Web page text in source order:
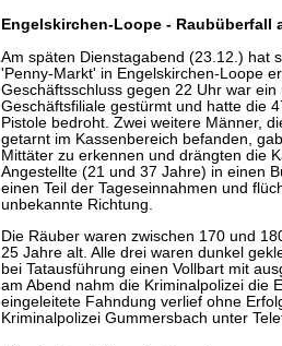
Engelskirchen-Loope - Raubüberfall
Am späten Dienstagabend (23.12.) hat
'Penny-Markt' in Engelskirchen-Loope
Geschäftsschluss gegen 22 Uhr war
Geschäftsfiliale gestürmt und hatte die
Pistole bedroht. Zwei weitere Männer,
getarnt im Kassenbereich befanden,
Mittäter zu erkennen und drängten die
Angestellte (21 und 37 Jahre) in einen
einen Teil der Tageseinnahmen und
unbekannte Richtung.
Die Räuber waren zwischen 170 und
25 Jahre alt. Alle drei waren dunkel
bei Tatausführung einen Vollbart mit
am Abend nahm die Kriminalpolizei die
eingeleitete Fahndung verlief ohne
Kriminalpolizei Gummersbach unter